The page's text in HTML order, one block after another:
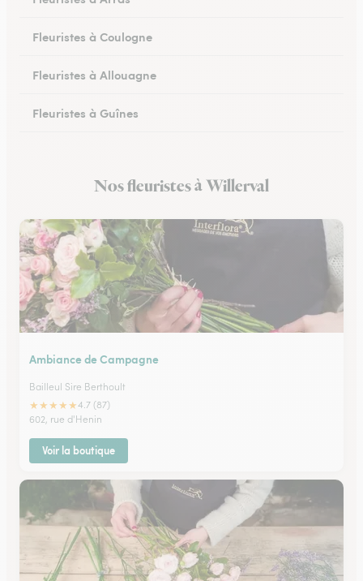
Fleuristes à Coulogne
Fleuristes à Allouagne
Fleuristes à Guînes
Fleuristes à Rang-du-Fliers
Nos fleuristes à Willerval
Ambiance de Campagne
Bailleul Sire Berthoult
★★★★★4.7 (87)
602, rue d'Henin
Voir la boutique